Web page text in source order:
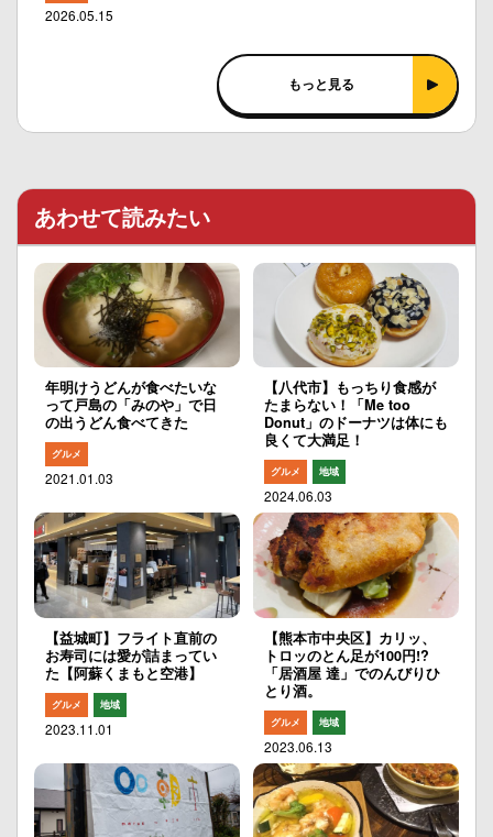
2026.05.15
もっと見る
あわせて読みたい
年明けうどんが食べたいな
って戸島の「みのや」で日
の出うどん食べてきた
グルメ
2021.01.03
【八代市】もっちり食感が
たまらない！「Me too
Donut」のドーナツは体にも
良くて大満足！
グルメ 地域
2024.06.03
【益城町】フライト直前の
お寿司には愛が詰まってい
た【阿蘇くまもと空港】
グルメ 地域
2023.11.01
【熊本市中央区】カリッ、
トロッのとん足が100円!?
「居酒屋 達」でのんびりひ
とり酒。
グルメ 地域
2023.06.13